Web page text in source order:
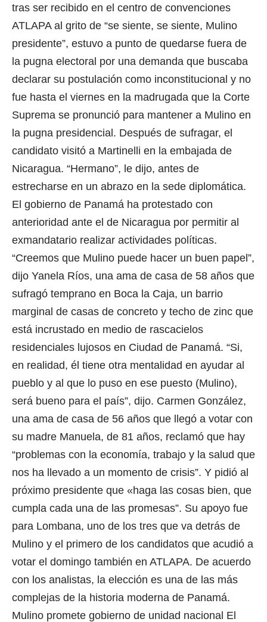
tras ser recibido en el centro de convenciones
ATLAPA al grito de “se siente, se siente, Mulino
presidente”, estuvo a punto de quedarse fuera de
la pugna electoral por una demanda que buscaba
declarar su postulación como inconstitucional y no
fue hasta el viernes en la madrugada que la Corte
Suprema se pronunció para mantener a Mulino en
la pugna presidencial. Después de sufragar, el
candidato visitó a Martinelli en la embajada de
Nicaragua. “Hermano”, le dijo, antes de
estrecharse en un abrazo en la sede diplomática.
El gobierno de Panamá ha protestado con
anterioridad ante el de Nicaragua por permitir al
exmandatario realizar actividades políticas.
“Creemos que Mulino puede hacer un buen papel”,
dijo Yanela Ríos, una ama de casa de 58 años que
sufragó temprano en Boca la Caja, un barrio
marginal de casas de concreto y techo de zinc que
está incrustado en medio de rascacielos
residenciales lujosos en Ciudad de Panamá. “Si,
en realidad, él tiene otra mentalidad en ayudar al
pueblo y al que lo puso en ese puesto (Mulino),
será bueno para el país”, dijo. Carmen González,
una ama de casa de 56 años que llegó a votar con
su madre Manuela, de 81 años, reclamó que hay
“problemas con la economía, trabajo y la salud que
nos ha llevado a un momento de crisis”. Y pidió al
próximo presidente que «haga las cosas bien, que
cumpla cada una de las promesas”. Su apoyo fue
para Lombana, uno de los tres que va detrás de
Mulino y el primero de los candidatos que acudió a
votar el domingo también en ATLAPA. De acuerdo
con los analistas, la elección es una de las más
complejas de la historia moderna de Panamá.
Mulino promete gobierno de unidad nacional El